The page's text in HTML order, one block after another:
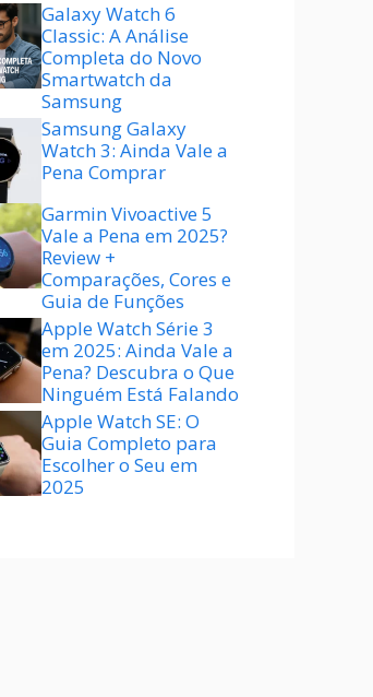
Galaxy Watch 6
Classic: A Análise
Completa do Novo
Smartwatch da
Samsung
Samsung Galaxy
Watch 3: Ainda Vale a
Pena Comprar
Garmin Vivoactive 5
Vale a Pena em 2025?
Review +
Comparações, Cores e
Guia de Funções
Apple Watch Série 3
em 2025: Ainda Vale a
Pena? Descubra o Que
Ninguém Está Falando
Apple Watch SE: O
Guia Completo para
Escolher o Seu em
2025